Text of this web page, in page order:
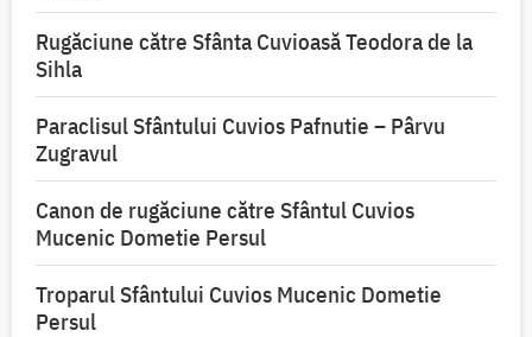
Rugăciune către Sfânta Cuvioasă Teodora de la
Sihla
Paraclisul Sfântului Cuvios Pafnutie – Pârvu
Zugravul
Canon de rugăciune către Sfântul Cuvios
Mucenic Dometie Persul
Troparul Sfântului Cuvios Mucenic Dometie
Persul